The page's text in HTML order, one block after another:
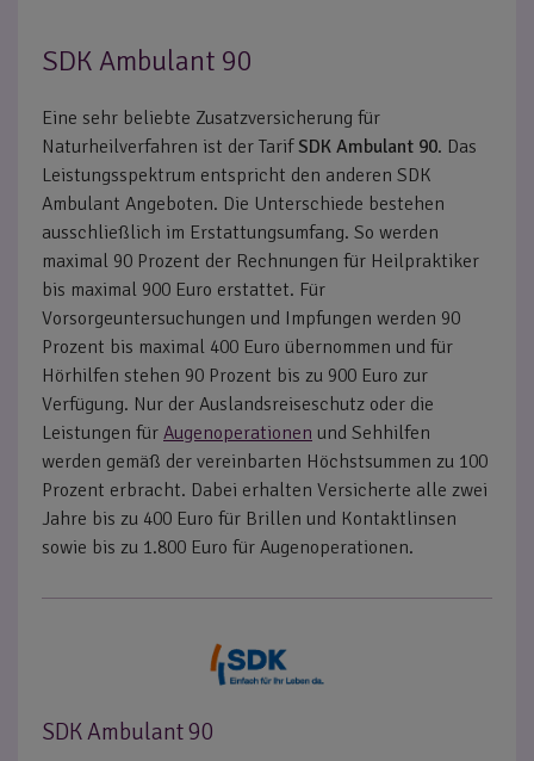
SDK Ambulant 90
Eine sehr beliebte Zusatzversicherung für
Naturheilverfahren ist der TarifSDK Ambulant 90. Das
Leistungsspektrum entspricht den anderen SDK
Ambulant Angeboten. Die Unterschiede bestehen
ausschließlich im Erstattungsumfang. So werden
maximal 90 Prozent der Rechnungen für Heilpraktiker
bis maximal 900 Euro erstattet. Für
Vorsorgeuntersuchungen und Impfungen werden 90
Prozent bis maximal 400 Euro übernommen und für
Hörhilfen stehen 90 Prozent bis zu 900 Euro zur
Verfügung. Nur der Auslandsreiseschutz oder die
Leistungen für Augenoperationen und Sehhilfen
werden gemäß der vereinbarten Höchstsummen zu 100
Prozent erbracht. Dabei erhalten Versicherte alle zwei
Jahre bis zu 400 Euro für Brillen und Kontaktlinsen
sowie bis zu 1.800 Euro für Augenoperationen.
SDK Ambulant 90